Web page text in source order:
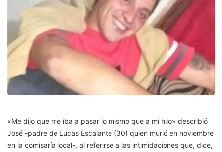
«Me dijo que me iba a pasar lo mismo que a mi hijo» describió
José -padre de Lucas Escalante (30) quien murió en noviembre
en la comisaría local-, al referirse a las intimidaciones que, dice,